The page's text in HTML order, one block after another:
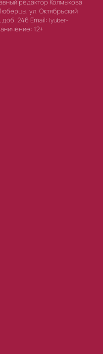
ул. Октябрьский
доб. 246 Email: lyuber-
12+